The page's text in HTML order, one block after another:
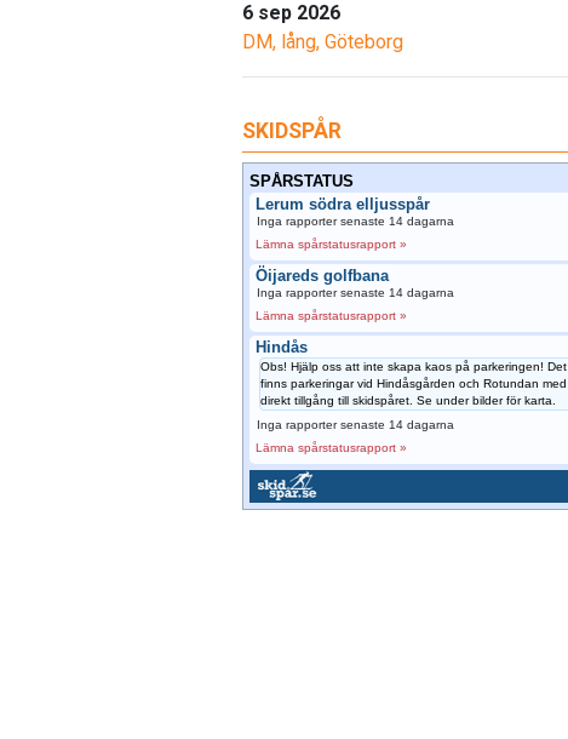
6 sep 2026
DM, lång, Göteborg
SKIDSPÅR
SPÅRSTATUS
Lerum södra elljusspår
Inga rapporter senaste 14 dagarna
Lämna spårstatusrapport »
Öijareds golfbana
Inga rapporter senaste 14 dagarna
Lämna spårstatusrapport »
Hindås
Obs! Hjälp oss att inte skapa kaos på parkeringen! Det
finns parkeringar vid Hindåsgården och Rotundan med
direkt tillgång till skidspåret. Se under bilder för karta.
Inga rapporter senaste 14 dagarna
Lämna spårstatusrapport »